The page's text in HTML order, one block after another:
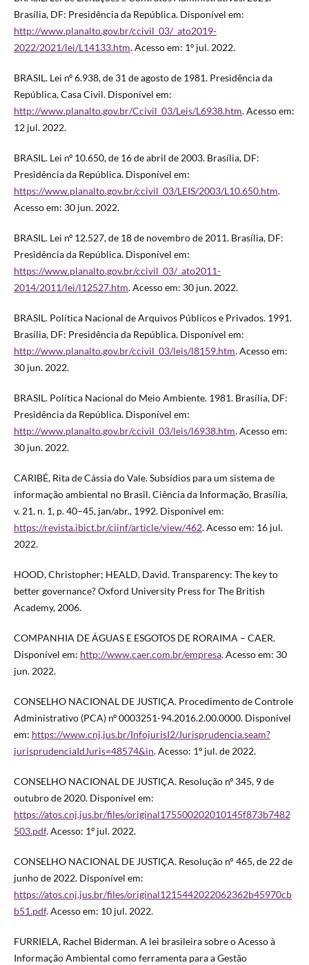
Brasília, DF: Presidência da República. Disponível em:
http://www.planalto.gov.br/ccivil_03/_ato2019-
2022/2021/lei/L14133.htm. Acesso em: 1º jul. 2022.
BRASIL. Lei nº 6.938, de 31 de agosto de 1981. Presidência da
República, Casa Civil. Disponível em:
http://www.planalto.gov.br/Ccivil_03/Leis/L6938.htm. Acesso em:
12 jul. 2022.
BRASIL. Lei nº 10.650, de 16 de abril de 2003. Brasília, DF:
Presidência da República. Disponível em:
https://www.planalto.gov.br/ccivil_03/LEIS/2003/L10.650.htm.
Acesso em: 30 jun. 2022.
BRASIL. Lei nº 12.527, de 18 de novembro de 2011. Brasília, DF:
Presidência da República. Disponível em:
https://www.planalto.gov.br/ccivil_03/_ato2011-
2014/2011/lei/l12527.htm. Acesso em: 30 jun. 2022.
BRASIL. Política Nacional de Arquivos Públicos e Privados. 1991.
Brasília, DF: Presidência da República. Disponível em:
http://www.planalto.gov.br/ccivil_03/leis/l8159.htm. Acesso em:
30 jun. 2022.
BRASIL. Política Nacional do Meio Ambiente. 1981. Brasília, DF:
Presidência da República. Disponível em:
http://www.planalto.gov.br/ccivil_03/leis/l6938.htm. Acesso em:
30 jun. 2022.
CARIBÉ, Rita de Cássia do Vale. Subsídios para um sistema de
informação ambiental no Brasil. Ciência da Informação, Brasília,
v. 21, n. 1, p. 40–45, jan/abr., 1992. Disponível em:
https://revista.ibict.br/ciinf/article/view/462. Acesso em: 16 jul.
2022.
HOOD, Christopher; HEALD, David. Transparency: The key to
better governance? Oxford University Press for The British
Academy, 2006.
COMPANHIA DE ÁGUAS E ESGOTOS DE RORAIMA – CAER.
Disponível em: http://www.caer.com.br/empresa. Acesso em: 30
jun. 2022.
CONSELHO NACIONAL DE JUSTIÇA. Procedimento de Controle
Administrativo (PCA) nº 0003251-94.2016.2.00.0000. Disponível
em: https://www.cnj.jus.br/InfojurisI2/Jurisprudencia.seam?
jurisprudenciaIdJuris=48574&in. Acesso: 1º jul. de 2022.
CONSELHO NACIONAL DE JUSTIÇA. Resolução nº 345, 9 de
outubro de 2020. Disponível em:
https://atos.cnj.jus.br/files/original175500202010145f873b7482
503.pdf. Acesso: 1º jul. 2022.
CONSELHO NACIONAL DE JUSTIÇA. Resolução n° 465, de 22 de
junho de 2022. Disponível em:
https://atos.cnj.jus.br/files/original1215442022062362b45970cb
b51.pdf. Acesso em: 10 jul. 2022.
FURRIELA, Rachel Biderman. A lei brasileira sobre o Acesso à
Informação Ambiental como ferramenta para a Gestão